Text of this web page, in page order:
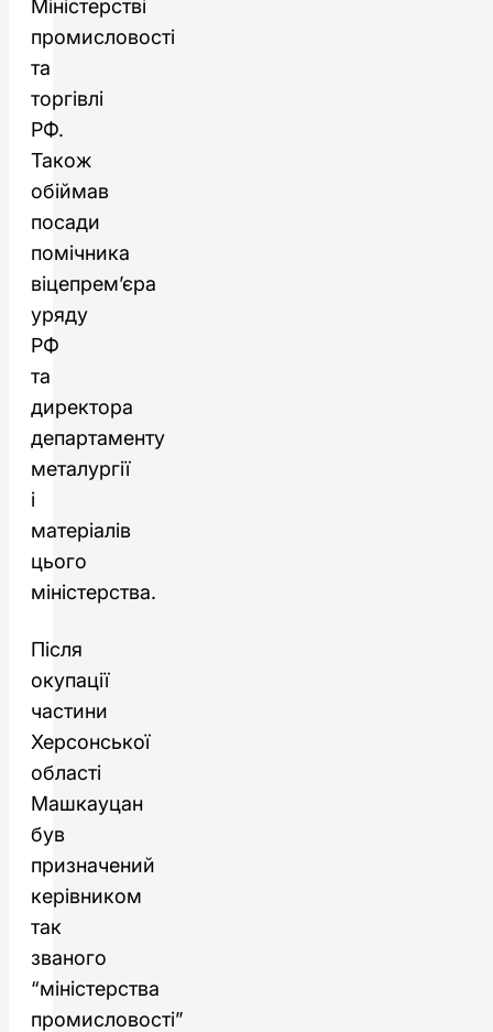
Міністерстві
промисловості
та
торгівлі
РФ.
Також
обіймав
посади
помічника
віцепрем’єра
уряду
РФ
та
директора
департаменту
металургії
і
матеріалів
цього
міністерства.
Після
окупації
частини
Херсонської
області
Машкауцан
був
призначений
керівником
так
званого
“міністерства
промисловості”